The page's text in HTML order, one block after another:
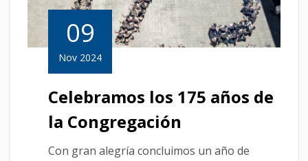
09
Nov 2024
Celebramos los 175 años de
la Congregación
Con gran alegría concluimos un año de